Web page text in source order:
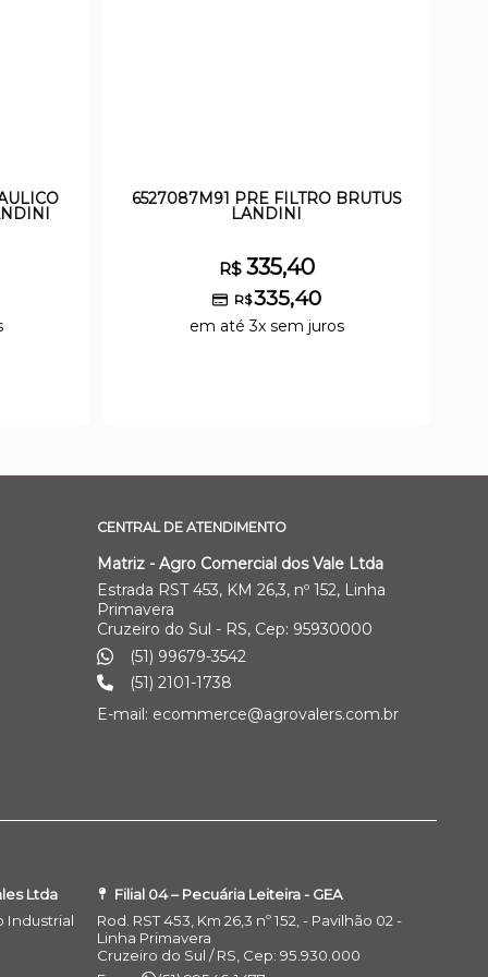
6527087M91 PRE FILTRO BRUTUS
LANDINI
R$ 335,40
R$335,40
em até 3x sem juros
CENTRAL DE ATENDIMENTO
Matriz - Agro Comercial dos Vale Ltda
Estrada RST 453, KM 26,3, nº 152, Linha
Primavera
Cruzeiro do Sul - RS, Cep: 95930000
(51) 99679-3542
(51) 2101-1738
E-mail: ecommerce@agrovalers.com.br
Ltda
Industrial
Filial 04 – Pecuária Leiteira - GEA
Rod. RST 453, Km 26,3 nº 152, - Pavilhão 02 -
Linha Primavera
Cruzeiro do Sul / RS, Cep: 95.930.000